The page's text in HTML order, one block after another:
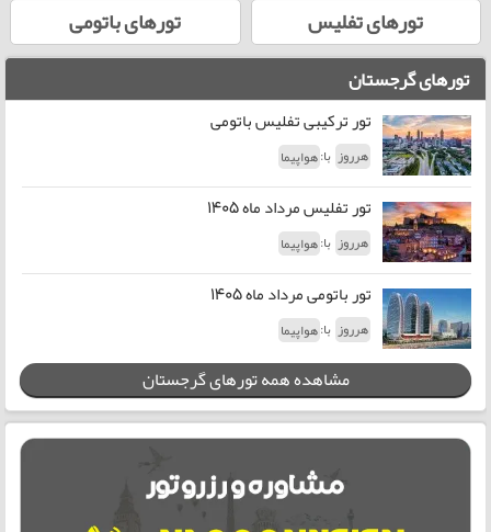
تورهای تفلیس تورهای باتومی
تورهای گرجستان
تور ترکیبی تفلیس باتومی
هرروز با:هواپیما
تور تفلیس مرداد ماه 1405
هرروز با:هواپیما
تور باتومی مرداد ماه 1405
هرروز با:هواپیما
مشاهده همه تورهای گرجستان